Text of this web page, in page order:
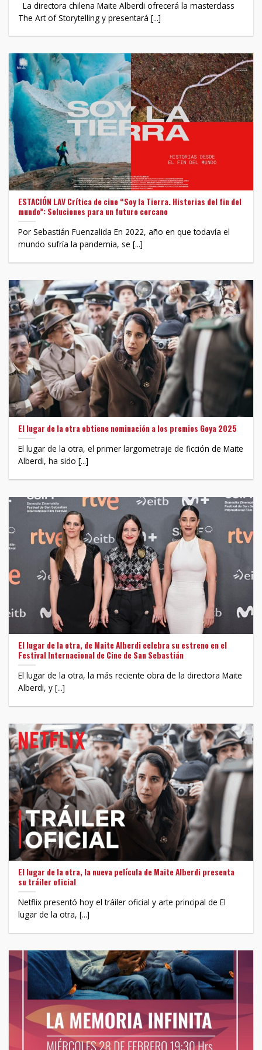
La directora chilena Maite Alberdi ofrecerá la masterclass
The Art of Storytelling y presentará [...]
ESTACIÓN LAV Crítica de cine “Soy la Tierra. Historias del fin del
mundo”: Soluciones para un futuro cercano
Por Sebastián Fuenzalida En 2022, año en que todavía el
mundo sufría la pandemia, se [...]
El lugar de la otra obtiene nominación a los premios Goya 2025
El lugar de la otra, el primer largometraje de ficción de Maite
Alberdi, ha sido [...]
El lugar de la otra, de Maite Alberdi celebra su estreno en el
Festival Internacional de Cine de San Sebastián
El lugar de la otra, la más reciente obra de la directora Maite
Alberdi, y [...]
El lugar de la otra, la nueva película de Maite Alberdi presenta
su tráiler oficial
Netflix presentó hoy el tráiler oficial y arte principal de El
lugar de la otra, [...]